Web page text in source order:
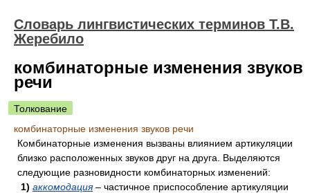
Словарь лингвистических терминов Т.В.
Жеребило
комбинаторные изменения звуков
речи
Толкование
комбинаторные изменения звуков речи
Комбинаторные изменения вызваны влиянием артикуляции
близко расположенных звуков друг на друга. Выделяются
следующие разновидности комбинаторных изменений:
1) аккомодация– частичное приспособление артикуляции